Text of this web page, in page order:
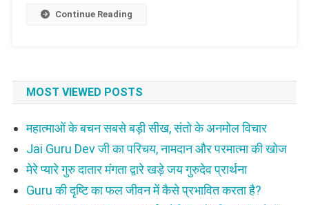
Continue Reading
MOST VIEWED POSTS
महात्माओं के बचन सबसे बड़ी सीख, संतो के अनमोल विचार
Jai Guru Dev जी का परिचय, नामदान और परमात्मा की खोज
मेरे प्यारे गुरु दातार मंगता द्वारे खड़े जय गुरुदेव प्रार्थना
Guru की दृष्टि का फल जीवन में कैसे प्रभावित करता है?